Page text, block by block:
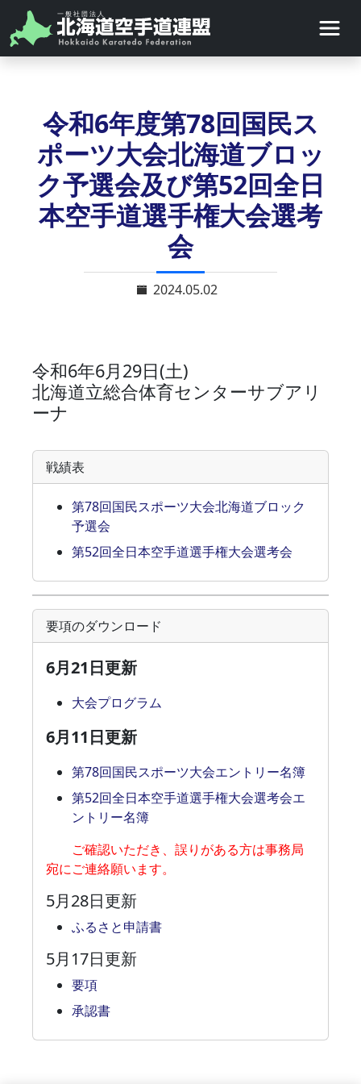
令和6年度第78回国民ス
ポーツ大会北海道ブロッ
ク予選会及び第52回全日
本空手道選手権大会選考
会
2024.05.02
令和6年6月29日(土)
北海道立総合体育センターサブアリ
ーナ
戦績表
第78回国民スポーツ大会北海道ブロック
予選会
第52回全日本空手道選手権大会選考会
要項のダウンロード
6月21日更新
大会プログラム
6月11日更新
第78回国民スポーツ大会エントリー名簿
第52回全日本空手道選手権大会選考会エ
ントリー名簿
ご確認いただき、誤りがある方は事務局
宛にご連絡願います。
5月28日更新
ふるさと申請書
5月17日更新
要項
承認書